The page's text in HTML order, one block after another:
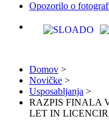
Opozorilo o
Domov >
Novičke >
Usposabljanja >
RAZPIS FINALA
LET IN